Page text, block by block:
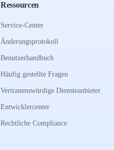
Ressourcen
Service-Center
Änderungsprotokoll
Benutzerhandbuch
Häufig gestellte Fragen
Vertrauenswürdige Diensteanbieter
Entwicklercenter
Rechtliche Compliance